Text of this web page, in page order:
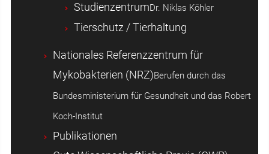
StudienzentrumDr. Niklas Köhler
Tierschutz / Tierhaltung
Nationales Referenzzentrum für
Mykobakterien (NRZ)Berufen durch das
Bundesministerium für Gesundheit und das Robert
Koch-Institut
Publikationen